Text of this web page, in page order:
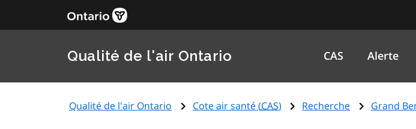
Qualité de l'air Ontario CAS Alerte
Qualité de l'air Ontario Cote air santé (CAS) Recherche Grand